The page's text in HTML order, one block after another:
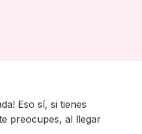
Eso sí, si tienes
preocupes, al llegar